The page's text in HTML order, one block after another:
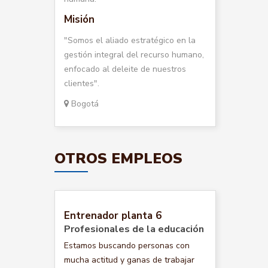
Misión
"Somos el aliado estratégico en la
gestión integral del recurso humano,
enfocado al deleite de nuestros
clientes".
Bogotá
OTROS EMPLEOS
Entrenador planta 6
Profesionales de la educación
Estamos buscando personas con
mucha actitud y ganas de trabajar